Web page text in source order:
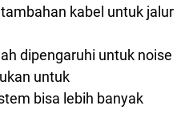
kabel untuk jalur
dipengaruhi untuk noise
untuk
bisa lebih banyak